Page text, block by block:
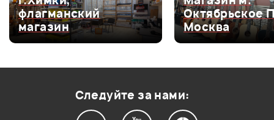
Оценка4
0
Оценка3
0
флагманский
магазин
Октябрьское
Москва
Следуйте за нами: